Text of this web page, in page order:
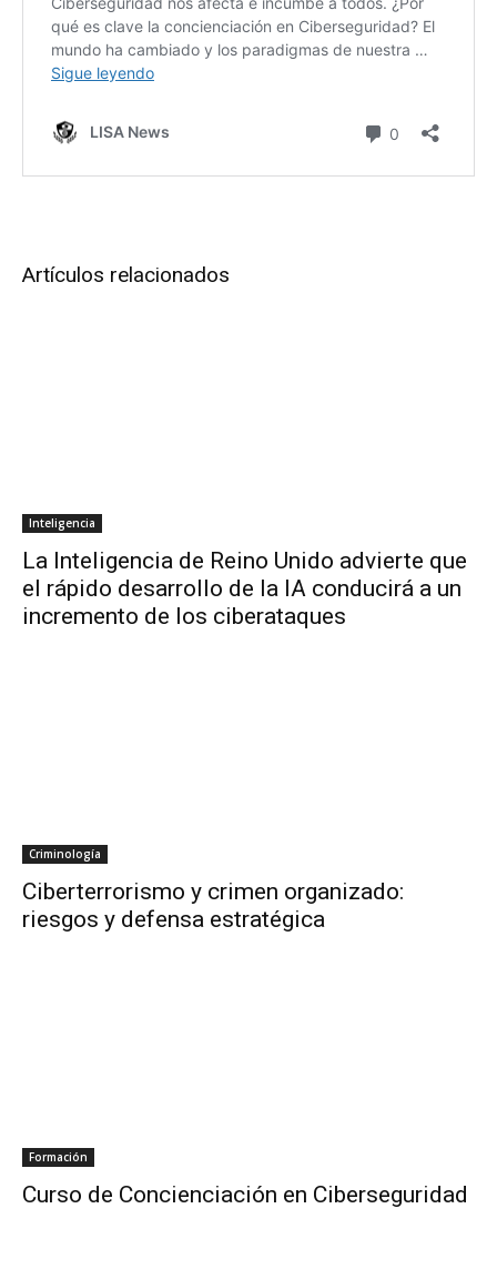
Artículos relacionados
Inteligencia
La Inteligencia de Reino Unido advierte que
el rápido desarrollo de la IA conducirá a un
incremento de los ciberataques
Criminología
Ciberterrorismo y crimen organizado:
riesgos y defensa estratégica
Formación
Curso de Concienciación en Ciberseguridad